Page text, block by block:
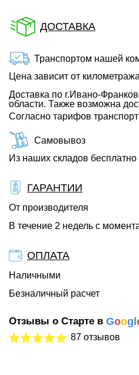
ДОСТАВКА
Транспортом нашей
Цена зависит от
Доставка по г.Ивано-
области. Также возможна
Согласно тарифов
Самовывоз
Из наших складов бесплатно
ГАРАНТИИ
От производителя
В течение 2 недель с
ОПЛАТА
Наличными
Безналичный расчет
Отзывы о Старте в Goog
87 отзывов